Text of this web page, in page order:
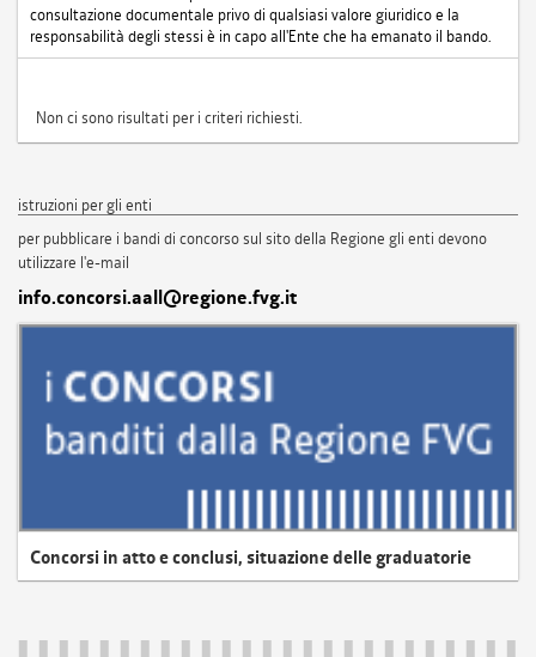
consultazione documentale privo di qualsiasi valore giuridico e la
responsabilità degli stessi è in capo all'Ente che ha emanato il bando.
Non ci sono risultati per i criteri richiesti.
istruzioni per gli enti
per pubblicare i bandi di concorso sul sito della Regione gli enti devono
utilizzare l'e-mail
info.concorsi.aall@regione.fvg.it
Concorsi in atto e conclusi, situazione delle graduatorie